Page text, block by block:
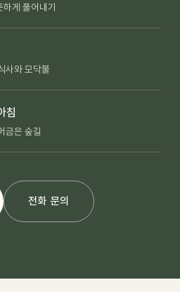
게 풀어내기
사와 모닥불
침
금은 숲길
전화 문의